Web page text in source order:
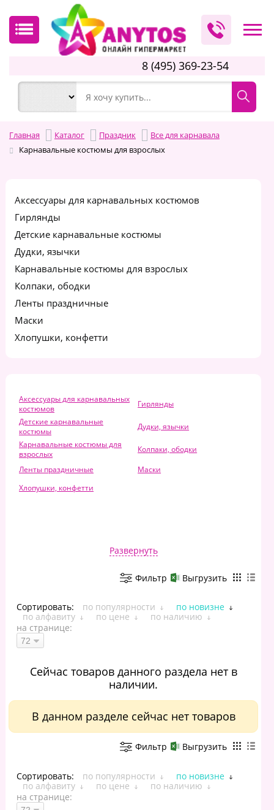
8 (495) 369-23-54
Главная Каталог Праздник
Все для карнавала
Карнавальные костюмы для взрослых
Аксессуары для карнавальных костюмов
Гирлянды
Детские карнавальные костюмы
Дудки, язычки
Карнавальные костюмы для взрослых
Колпаки, ободки
Ленты праздничные
Маски
Хлопушки, конфетти
Аксессуары для карнавальных
костюмов
Гирлянды
Детские карнавальные
костюмы
Дудки, язычки
Карнавальные костюмы для
взрослых
Колпаки, ободки
Ленты праздничные
Маски
Хлопушки, конфетти
Развернуть
Фильтр Выгрузить
Сортировать: по популярности
по новизне
по алфавиту
по цене
по наличию
на странице:
Сейчас товаров данного раздела нет в
наличии.
В данном разделе сейчас нет товаров
Фильтр Выгрузить
Сортировать: по популярности
по новизне
по алфавиту
по цене
по наличию
на странице: